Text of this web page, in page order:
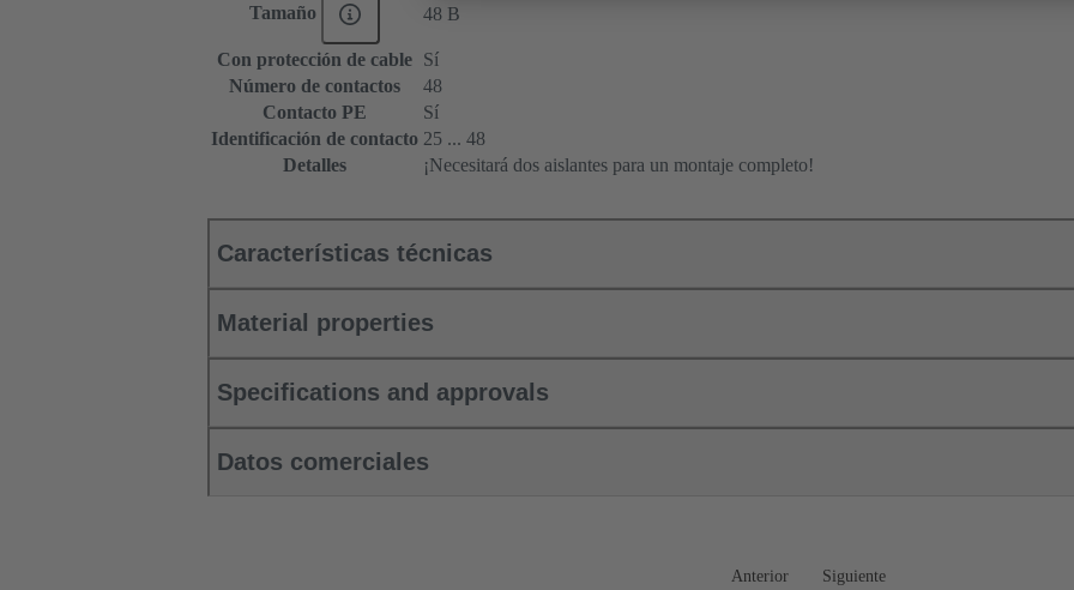
Tamaño 48 B
Con protección de cable Sí
Número de contactos
48
Contacto PE
Sí
Identificación de contacto 25 ... 48
Detalles
¡Necesitará dos aislantes para un montaje completo!
Características técnicas
Material properties
Specifications and approvals
Datos comerciales
Anterior Siguiente